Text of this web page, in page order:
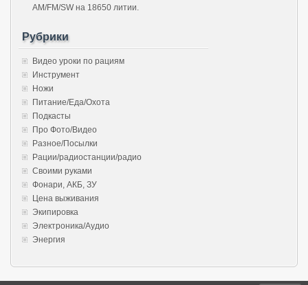
AM/FM/SW на 18650 литии.
Рубрики
Видео уроки по рациям
Инструмент
Ножи
Питание/Еда/Охота
Подкасты
Про Фото/Видео
Разное/Посылки
Рации/радиостанции/радио
Своими руками
Фонари, АКБ, ЗУ
Цена выживания
Экипировка
Электроника/Аудио
Энергия